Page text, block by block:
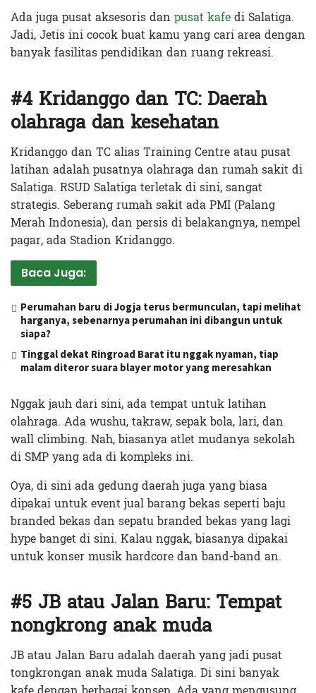
Ada juga pusat aksesoris dan pusat kafedi Salatiga.
Jadi, Jetis ini cocok buat kamu yang cari area dengan
banyak fasilitas pendidikan dan ruang rekreasi.
#4 Kridanggo dan TC: Daerah
olahraga dan kesehatan
Kridanggo dan TC alias Training Centre atau pusat
latihan adalah pusatnya olahraga dan rumah sakit di
Salatiga. RSUD Salatiga terletak di sini, sangat
strategis. Seberang rumah sakit ada PMI (Palang
Merah Indonesia), dan persis di belakangnya, nempel
pagar, ada Stadion Kridanggo.
Baca Juga:
Perumahan baru di Jogja terus bermunculan, tapi melihat
harganya, sebenarnya perumahan ini dibangun untuk
siapa?
Tinggal dekat Ringroad Barat itu nggak nyaman, tiap
malam diteror suara blayer motor yang meresahkan
Nggak jauh dari sini, ada tempat untuk latihan
olahraga. Ada wushu, takraw, sepak bola, lari, dan
wall climbing. Nah, biasanya atlet mudanya sekolah
di SMP yang ada di kompleks ini.
Oya, di sini ada gedung daerah juga yang biasa
dipakai untuk event jual barang bekas seperti baju
branded bekas dan sepatu branded bekas yang lagi
hype banget di sini. Kalau nggak, biasanya dipakai
untuk konser musik hardcore dan band-band an.
#5 JB atau Jalan Baru: Tempat
nongkrong anak muda
JB atau Jalan Baru adalah daerah yang jadi pusat
tongkrongan anak muda Salatiga. Di sini banyak